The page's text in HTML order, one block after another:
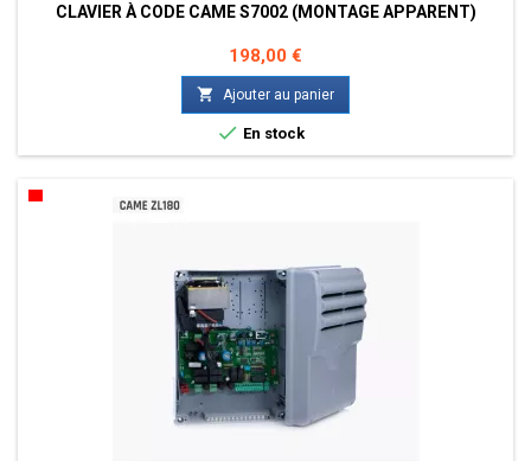
CLAVIER À CODE CAME S7002 (MONTAGE APPARENT)
Prix
198,00 €
 Ajouter au panier
 En stock